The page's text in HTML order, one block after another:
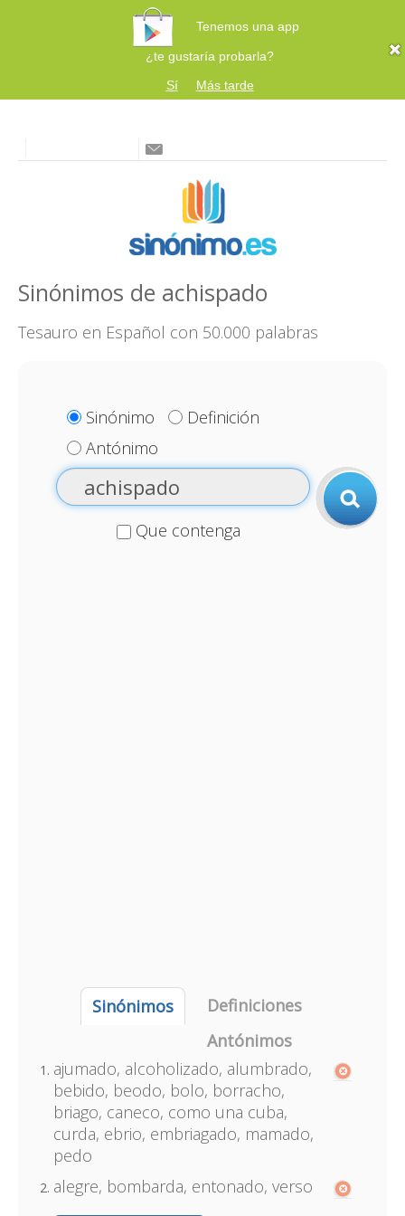
Tenemos una app
¿te gustaría probarla?
Sí
Más tarde
Sinónimos de achispado
Tesauro en Español con 50.000 palabras
Sinónimo
Definición
Antónimo
Que contenga
Sinónimos
Definiciones
Antónimos
ajumado, alcoholizado, alumbrado,
bebido, beodo, bolo, borracho,
briago, caneco, como una cuba,
curda, ebrio, embriagado, mamado,
pedo
alegre, bombarda, entonado, verso